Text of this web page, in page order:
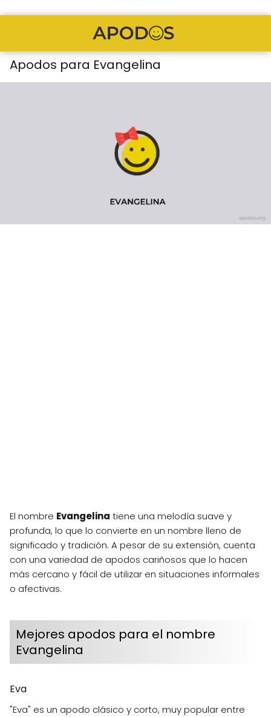
Apodos para Evangelina
El nombre Evangelina tiene una melodía suave y
profunda, lo que lo convierte en un nombre lleno de
significado y tradición. A pesar de su extensión, cuenta
con una variedad de apodos cariñosos que lo hacen
más cercano y fácil de utilizar en situaciones informales
o afectivas.
Mejores apodos para el nombre
Evangelina
Eva
"Eva" es un apodo clásico y corto, muy popular entre